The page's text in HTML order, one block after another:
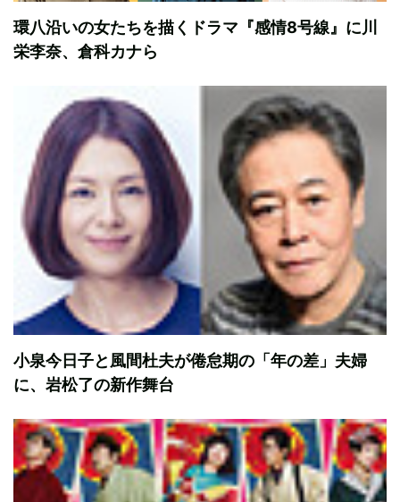
環八沿いの女たちを描くドラマ『感情8号線』に川
栄李奈、倉科カナら
小泉今日子と風間杜夫が倦怠期の「年の差」夫婦
に、岩松了の新作舞台